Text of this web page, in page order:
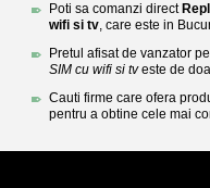
Poti sa comanzi direct
wifi si tv, care este in
Pretul afisat de vanzator
SIM cu wifi si tveste de
Cauti firme care ofera
pentru a obtine cele mai